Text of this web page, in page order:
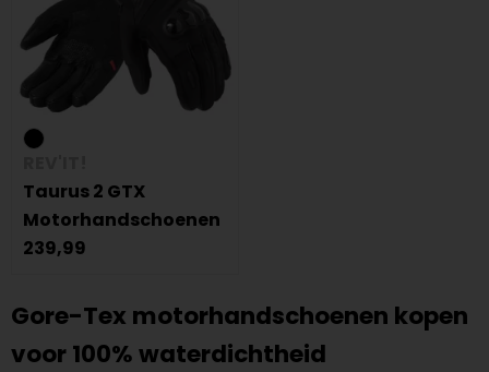
Taurus 2 GTX
Motorhandschoenen
239,99
Gore-Tex motorhandschoenen kopen
voor 100% waterdichtheid